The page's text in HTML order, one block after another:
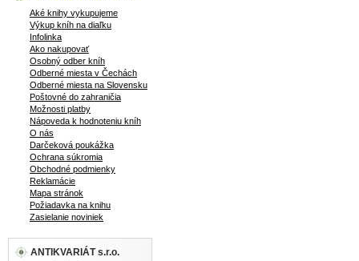
Aké knihy vykupujeme
Výkup kníh na diaľku
Infolinka
Ako nakupovať
Osobný odber kníh
Odberné miesta v Čechách
Odberné miesta na Slovensku
Poštovné do zahraničia
Možnosti platby
Nápoveda k hodnoteniu kníh
O nás
Darčeková poukážka
Ochrana súkromia
Obchodné podmienky
Reklamácie
Mapa stránok
Požiadavka na knihu
Zasielanie noviniek
ANTIKVARIÁT s.r.o.